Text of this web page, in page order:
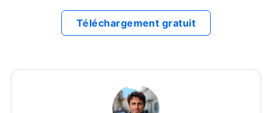
Téléchargement gratuit